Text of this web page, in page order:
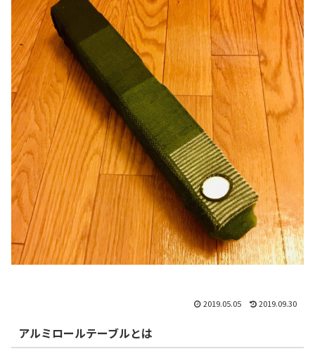
2019.05.05 2019.09.30
アルミロールテーブルとは